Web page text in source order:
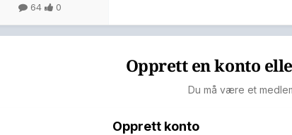
64 0
Opprett en konto
Du må være et
Opprett konto